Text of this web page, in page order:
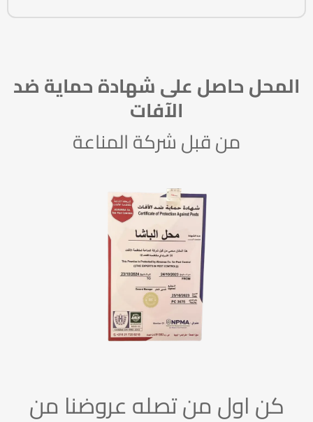
المحل حاصل على شهادة حماية ضد
الآفات
من قبل شركة المناعة
كن اول من تصله عروضنا من